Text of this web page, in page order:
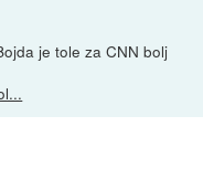
je tole za CNN bolj